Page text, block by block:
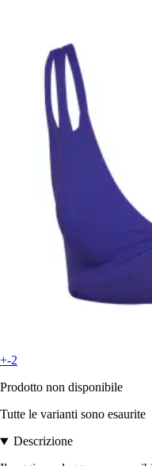
+-2
Prodotto non disponibile
Tutte le varianti sono esaurite
Descrizione